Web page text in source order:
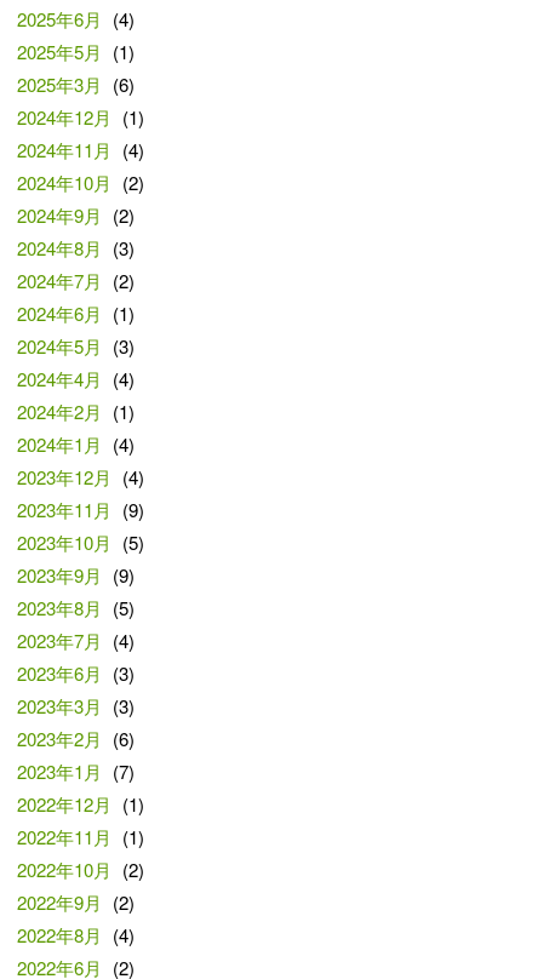
2025年6月
(4)
2025年5月
(1)
2025年3月
(6)
2024年12月
(1)
2024年11月
(4)
2024年10月
(2)
2024年9月
(2)
2024年8月
(3)
2024年7月
(2)
2024年6月
(1)
2024年5月
(3)
2024年4月
(4)
2024年2月
(1)
2024年1月
(4)
2023年12月
(4)
2023年11月
(9)
2023年10月
(5)
2023年9月
(9)
2023年8月
(5)
2023年7月
(4)
2023年6月
(3)
2023年3月
(3)
2023年2月
(6)
2023年1月
(7)
2022年12月
(1)
2022年11月
(1)
2022年10月
(2)
2022年9月
(2)
2022年8月
(4)
2022年6月
(2)